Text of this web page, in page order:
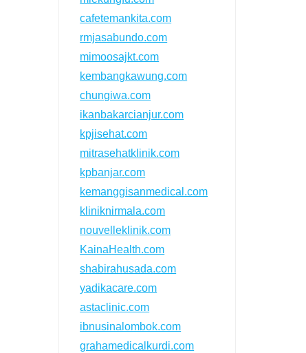
cafetemankita.com
rmjasabundo.com
mimoosajkt.com
kembangkawung.com
chungiwa.com
ikanbakarcianjur.com
kpjisehat.com
mitrasehatklinik.com
kpbanjar.com
kemanggisanmedical.com
kliniknirmala.com
nouvelleklinik.com
KainaHealth.com
shabirahusada.com
yadikacare.com
astaclinic.com
ibnusinalombok.com
grahamedicalkurdi.com